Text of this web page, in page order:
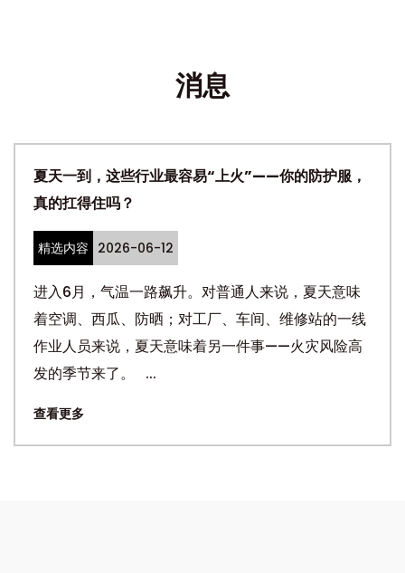
消息
夏天一到，这些行业最容易“上火”——你的防护服，
真的扛得住吗？
精选内容 2026-06-12
进入6月，气温一路飙升。对普通人来说，夏天意味
着空调、西瓜、防晒；对工厂、车间、维修站的一线
作业人员来说，夏天意味着另一件事——火灾风险高
发的季节来了。 ...
查看更多